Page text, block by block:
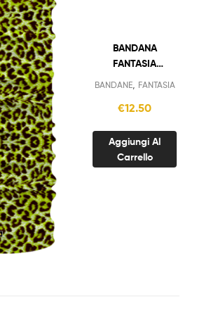
BANDANA
FANTASIA
LEOPARDATO
BANDANE, FANTASIA
€12.50
Aggiungi Al
Carrello